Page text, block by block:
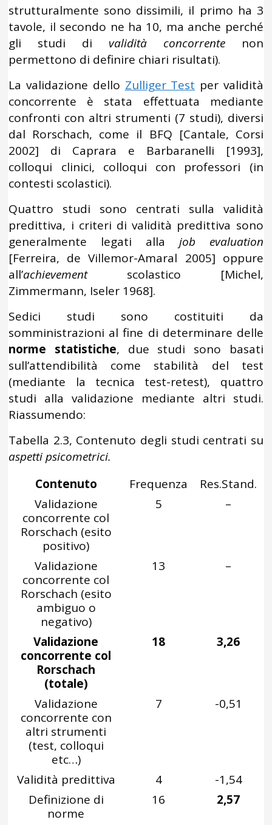
strutturalmente sono dissimili, il primo ha 3
tavole, il secondo ne ha 10, ma anche perché
gli studi di validità concorrente non
permettono di definire chiari risultati).
La validazione dello Zulliger Test per validità
concorrente è stata effettuata mediante
confronti con altri strumenti (7 studi), diversi
dal Rorschach, come il BFQ [Cantale, Corsi
2002] di Caprara e Barbaranelli [1993],
colloqui clinici, colloqui con professori (in
contesti scolastici).
Quattro studi sono centrati sulla validità
predittiva, i criteri di validità predittiva sono
generalmente legati alla job evaluation
[Ferreira, de Villemor-Amaral 2005] oppure
all’achievement scolastico [Michel,
Zimmermann, Iseler 1968].
Sedici studi sono costituiti da
somministrazioni al fine di determinare delle
norme statistiche, due studi sono basati
sull’attendibilità come stabilità del test
(mediante la tecnica test-retest), quattro
studi alla validazione mediante altri studi.
Riassumendo:
Tabella 2.3, Contenuto degli studi centrati su
aspetti psicometrici.
Contenuto
Frequenza
Res.Stand.
Validazione
concorrente col
Rorschach (esito
positivo)
5 –
Validazione
concorrente col
Rorschach (esito
ambiguo o
negativo)
13 –
Validazione
concorrente col
Rorschach
(totale)
18 3,26
Validazione
concorrente con
altri strumenti
(test, colloqui
etc…)
7 -0,51
Validità predittiva 4
-1,54
Definizione di
norme
16 2,57